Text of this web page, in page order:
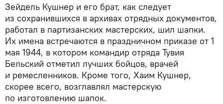
Зейдель Кушнер и его брат, как следует
из сохранившихся в архивах отрядных документов,
работал в партизанских мастерских, шил шапки.
Их имена встречаются в праздничном приказе от 1
мая 1944, в котором командир отряда Тувия
Бельский отметил лучших бойцов, врачей
и ремесленников. Кроме того, Хаим Кушнер,
скорее всего, возглавлял мастерскую
по изготовлению шапок.